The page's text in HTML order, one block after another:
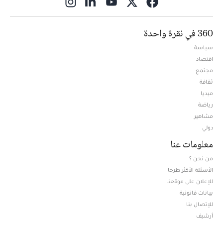
360 في نقرة واحدة
سياسة
اقتصاد
مجتمع
ثقافة
ميديا
رياضة
مشاهير
دولي
معلومات عنا
من نحن ؟
الأسئلة الأكثر طرحا
للإعلان على موقعنا
بيانات قانونية
للإتصال بنا
أرشيف